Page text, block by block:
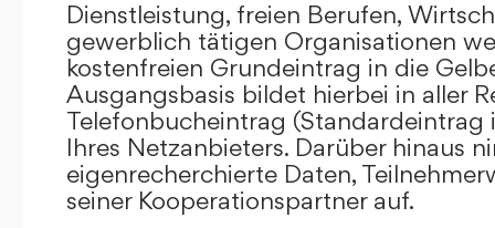
Dienstleistung, freien Berufen,
gewerblich tätigen Organisationen
kostenfreien Grundeintrag in die
Ausgangsbasis bildet hierbei in aller
Telefonbucheintrag (Standardeintrag
Ihres Netzanbieters. Darüber hinaus
eigenrecherchierte Daten,
seiner Kooperationspartner auf.